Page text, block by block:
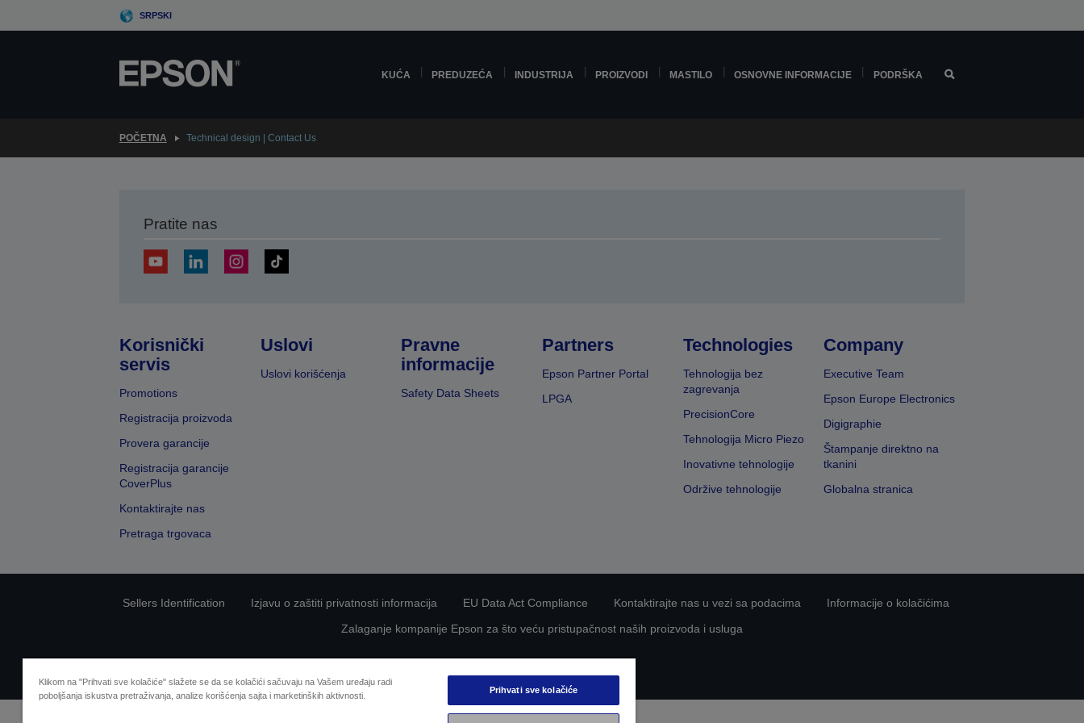
to
SRPSKI
KUĆA PREDUZEĆA INDUSTRIJA PROIZVODI MASTILO OSNOVNE INFORMACIJE PODRŠKA
POČETNA Technical design | Contact Us
Pratite nas
Korisnički
servis
Promotions
Registracija proizvoda
Provera garancije
Registracija garancije
CoverPlus
Kontaktirajte nas
Pretraga trgovaca
Uslovi
Uslovi korišćenja
Pravne
informacije
Safety Data Sheets
Partners
Epson Partner Portal
LPGA
Technologies
Tehnologija bez
zagrevanja
PrecisionCore
Tehnologija Micro Piezo
Inovativne tehnologije
Održive tehnologije
Company
Executive Team
Epson Europe Electronics
Digigraphie
Štampanje direktno na
tkanini
Globalna stranica
Sellers Identification Izjavu o zaštiti privatnosti informacija EU Data Act Compliance Kontaktirajte nas u vezi sa podacima
Informacije o kolačićima
Zalaganje kompanije Epson za što veću pristupačnost naših proizvoda i usluga
Copyright © 2026 Seiko Epson
Klikom na "Prihvati sve kolačiće" slažete se da se kolačići sačuvaju na Vašem uređaju radi
poboljšanja iskustva pretraživanja, analize korišćenja sajta i marketinških aktivnosti.
Prihvati sve kolačiće